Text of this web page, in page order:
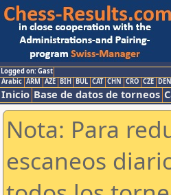
Logged on: Gast
Arabic ARM AZE BIH BUL CAT CHN CRO CZE DEN
Inicio Base de datos de torneos
Nota: Para
escaneos